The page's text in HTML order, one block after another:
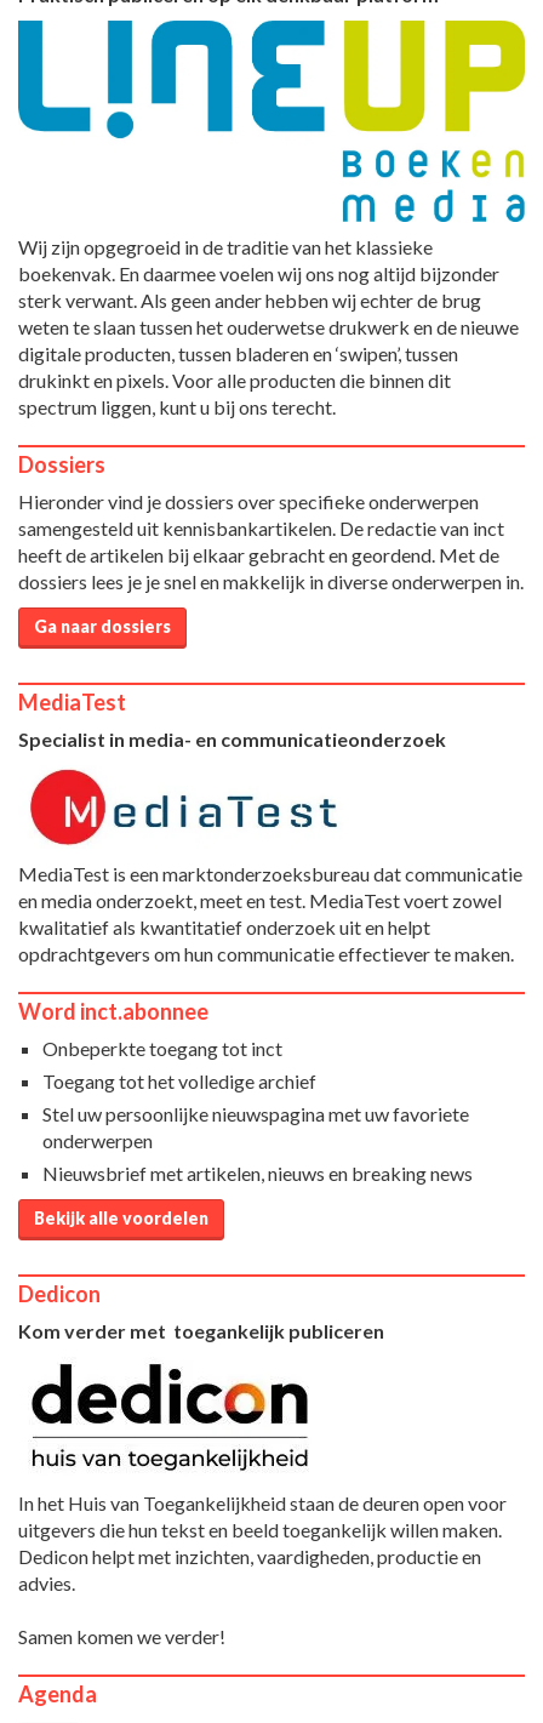
Wij zijn opgegroeid in de traditie van het klassieke
boekenvak. En daarmee voelen wij ons nog altijd bijzonder
sterk verwant. Als geen ander hebben wij echter de brug
weten te slaan tussen het ouderwetse drukwerk en de nieuwe
digitale producten, tussen bladeren en ‘swipen’, tussen
drukinkt en pixels. Voor alle producten die binnen dit
spectrum liggen, kunt u bij ons terecht.
Dossiers
Hieronder vind je dossiers over specifieke onderwerpen
samengesteld uit kennisbankartikelen. De redactie van inct
heeft de artikelen bij elkaar gebracht en geordend. Met de
dossiers lees je je snel en makkelijk in diverse onderwerpen in.
Ga naar dossiers
MediaTest
Specialist in media- en communicatieonderzoek
MediaTest is een marktonderzoeksbureau dat communicatie
en media onderzoekt, meet en test. MediaTest voert zowel
kwalitatief als kwantitatief onderzoek uit en helpt
opdrachtgevers om hun communicatie effectiever te maken.
Word inct.abonnee
Onbeperkte toegang tot inct
Toegang tot het volledige archief
Stel uw persoonlijke nieuwspagina met uw favoriete
onderwerpen
Nieuwsbrief met artikelen, nieuws en breaking news
Bekijk alle voordelen
Dedicon
Kom verder met toegankelijk publiceren
In het Huis van Toegankelijkheid staan de deuren open voor
uitgevers die hun tekst en beeld toegankelijk willen maken.
Dedicon helpt met inzichten, vaardigheden, productie en
advies.
Samen komen we verder!
Agenda